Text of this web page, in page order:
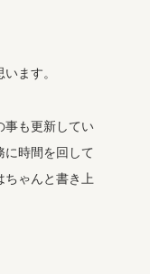
ます。
事も更新してい
に時間を回して
ちゃんと書き上